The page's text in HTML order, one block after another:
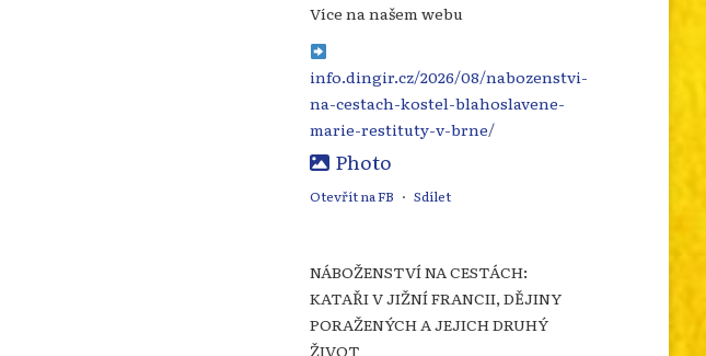
Více na našem webu
info.dingir.cz/2026/08/nabozenstvi-
na-cestach-kostel-blahoslavene-
marie-restituty-v-brne/
Photo
Otevřít na FB · Sdílet
NÁBOŽENSTVÍ NA CESTÁCH:
KATAŘI V JIŽNÍ FRANCII, DĚJINY
PORAŽENÝCH A JEJICH DRUHÝ
ŽIVOT